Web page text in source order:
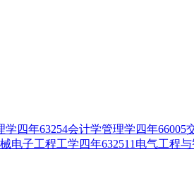
四年63254会计学管理学四年66005
电子工程工学四年632511电气工程